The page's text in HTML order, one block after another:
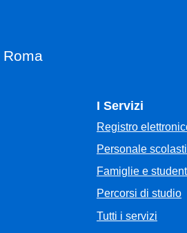
I Servizi
Registro
Personale
Famiglie e
Percorsi di studio
Tutti i servizi